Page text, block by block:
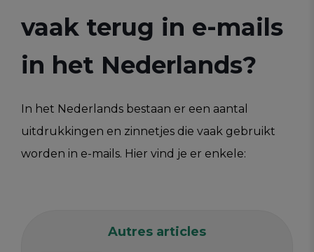
vaak terug in e-mails
in het Nederlands?
In het Nederlands bestaan er een aantal
uitdrukkingen en zinnetjes die vaak gebruikt
worden in e-mails. Hier vind je er enkele:
Autres articles